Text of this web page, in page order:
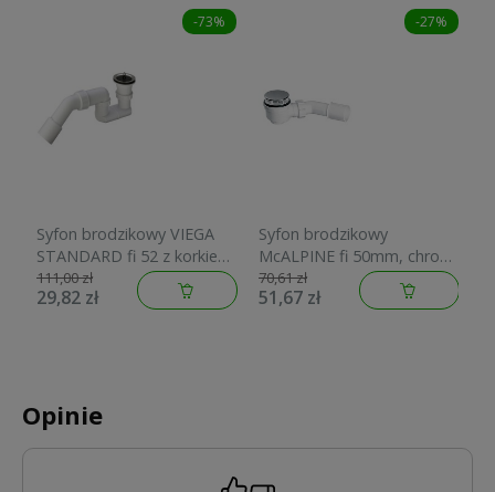
-73%
Syfon brodzikowy VIEGA
STANDARD fi 52 z korkiem
gumowym 703233
111,00 zł
29,82 zł
-27%
Syfon brodzikowy
McALPINE fi 50mm, chrom
HC252570B
70,61 zł
51,67 zł
Opinie